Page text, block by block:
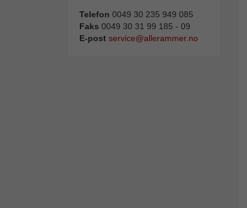
Telefon 0049 30 235 949 085
Faks 0049 30 31 99 185 - 09
E-post service@allerammer.no